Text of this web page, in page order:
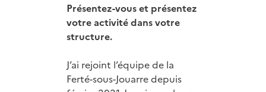
Présentez-vous et présentez
votre activité dans votre
structure.
J’ai rejoint l’équipe de la
Ferté-sous-Jouarre depuis